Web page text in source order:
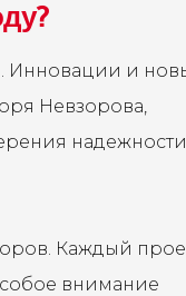
Инновации и
Невзорова,
надежности
Каждый
внимание